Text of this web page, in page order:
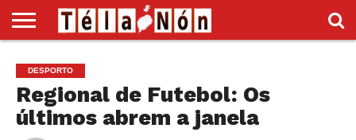
POLÍTICA
ECONOMIA
SOCIEDADE
CULTURA
DESPORTO
SUPLEMENTO
VÍDEOS
ANÚNCIOS
DIVERSOS
DESPORTO
Regional de Futebol: Os
últimos abrem a janela